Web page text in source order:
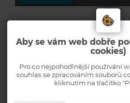
Aby se vám web dobře
cookies)
Pro co nejpohodlnější používání
souhlas se zpracováním souborů
kliknutím na tlačítko